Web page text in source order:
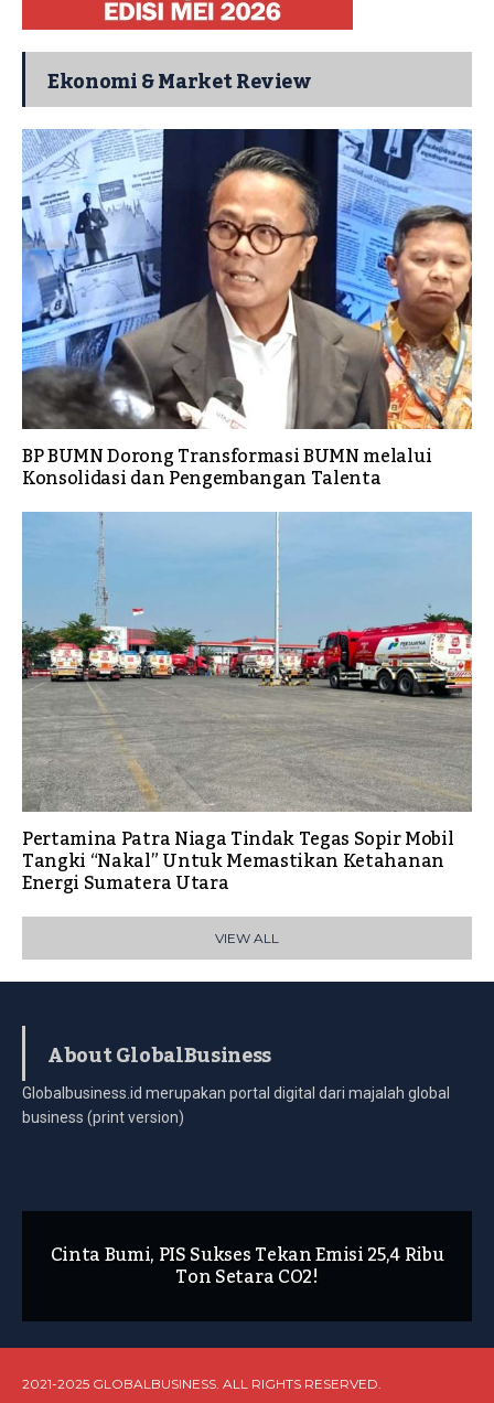
Ekonomi & Market Review
BP BUMN Dorong Transformasi BUMN melalui
Konsolidasi dan Pengembangan Talenta
Pertamina Patra Niaga Tindak Tegas Sopir Mobil
Tangki “Nakal” Untuk Memastikan Ketahanan
Energi Sumatera Utara
VIEW ALL
About GlobalBusiness
Globalbusiness.id merupakan portal digital dari majalah global
business (print version)
Cinta Bumi, PIS Sukses Tekan Emisi 25,4 Ribu
Ton Setara CO2!
2021-2025 GLOBALBUSINESS. ALL RIGHTS RESERVED.